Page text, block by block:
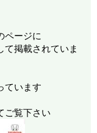
ージに
て掲載されていま
ています
ご覧下さい